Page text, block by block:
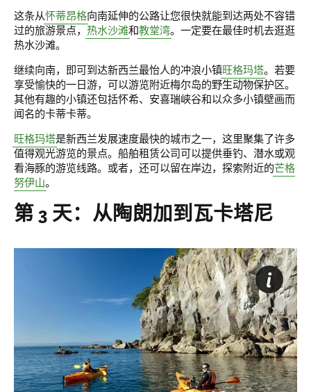
这条从怀蒂昂格向南延伸的公路让您很快就能到达两处不容错
过的旅游景点， 热水沙滩和教堂湾。一定要在最佳时机去逛逛
热水沙滩。
继续向南，即可到达新西兰最怡人的冲浪小镇旺格玛塔。若要
享受愉快的一日游，可以游览附近梅尔岛的野生动物保护区。
其他有趣的小镇还包括怀希、安喜瑞峡谷和以众多小镇壁画而
闻名的卡蒂卡蒂。
旺格玛塔是新西兰发展速度最快的城市之一，这里聚集了许多
值得观光游览的景点。船舶租赁公司可以提供垂钓、潜水或观
看海豚的游览线路。或者，还可以留在岸边，探索附近的芒格
努伊山。
第 3 天：从陶朗加到瓦卡塔尼